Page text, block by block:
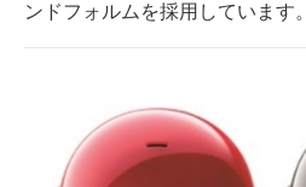
IT製品の技術・比較・事例
モノづくり技術者専門サイト
エレクトロニクス専門サイト
ンドフォルムを採用しています。